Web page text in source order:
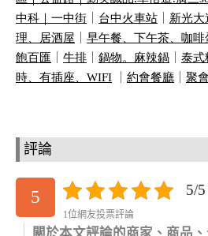
中科｜ 一中街 台中火車站 新光大
理、居酒屋
早午餐、下午茶、咖
飽百匯
牛排 鍋物。麻辣鍋 泰式
時、有插座、 WIFI 約會餐廳 聚
評論
5 5/
1位網友投票評論